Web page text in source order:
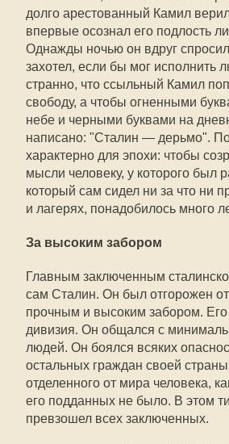
долго арестованный Камил
впервые осознал его подлость
Однажды ночью он вдруг
захотел, если бы мог исполнить
странно, что ссыльный Камил
свободу, а чтобы огненными
небе и черными буквами на
написано: "Сталин — дерьмо".
характерно для эпохи: чтобы
мысли человеку, у которого был
который сам сидел ни за что ни
и лагерях, понадобилось много
За высоким забором
Главным заключенным
сам Сталин. Он был отгорожен
прочным и высоким забором.
дивизия. Он общался с
людей. Он боялся всяких
остальных граждан своей
отделенного от мира человека,
его подданных не было. В этом
превзошел всех заключенных.